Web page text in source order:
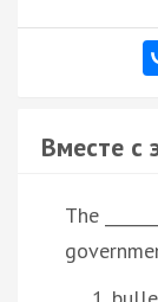
Вместе с
The